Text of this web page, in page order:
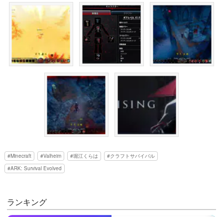
Minecraft Valheim 堀江くらは
クラフトサバイバル
ARK: Survival Evolved
ランキング